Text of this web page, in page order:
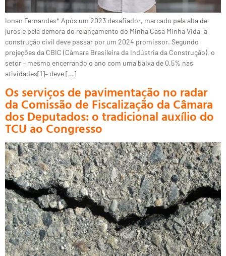
Ionan Fernandes* Após um 2023 desafiador, marcado pela alta de
juros e pela demora do relançamento do Minha Casa Minha Vida, a
construção civil deve passar por um 2024 promissor. Segundo
projeções da CBIC (Câmara Brasileira da Indústria da Construção), o
setor – mesmo encerrando o ano com uma baixa de 0,5% nas
atividades[1]– deve […]
Os serviços de pavimentação no radar
da Comissão de Fiscalização da Câmara
dos Deputados: o tradicional auxílio do
TCU ao Congresso